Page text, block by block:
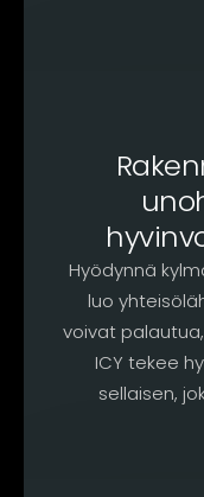
Hyödynnä
luo
voivat
ICY tekee
sellaisen,